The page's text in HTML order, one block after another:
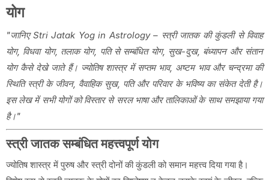
योग
"जानिए Stri Jatak Yog in Astrology – स्त्री जातक की कुंडली से विवाह
योग, विधवा योग, तलाक योग, पति से सम्बंधित योग, सुख-दुख, बंध्यापन और संतान
योग कैसे देखे जाते हैं। ज्योतिष शास्त्र में सप्तम भाव, अष्टम भाव और चन्द्रमा की
स्थिति स्त्री के जीवन, वैवाहिक सुख, पति और परिवार के भविष्य का संकेत देती है।
इस लेख में सभी योगों को विस्तार से सरल भाषा और तालिकाओं के साथ समझाया गया
है।"
स्त्री जातक सम्बंधित महत्त्वपूर्ण योग
ज्योतिष शास्त्र में पुरुष और स्त्री दोनों की कुंडली को समान महत्त्व दिया गया है।